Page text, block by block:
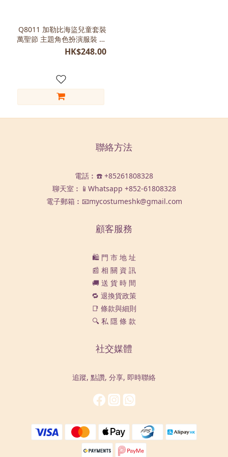
Q8011 加勒比海盜兒童套裝
萬聖節 主題角色扮演服裝 女
童
HK$248.00
聯絡方法
電話︰☎️ +85261808328
聊天室︰📱Whatsapp +852-61808328
電子郵箱︰📧mycostumeshk@gmail.com
顧客服務
🛍️ 門 市 地 址
📰 相 關 資 訊
🚚 送 貨 時 間
🔁 退換貨政策
📑 條款與細則
🔍 私 隱 條 款
社交媒體
追蹤, 點讚, 分享, 即時聯絡